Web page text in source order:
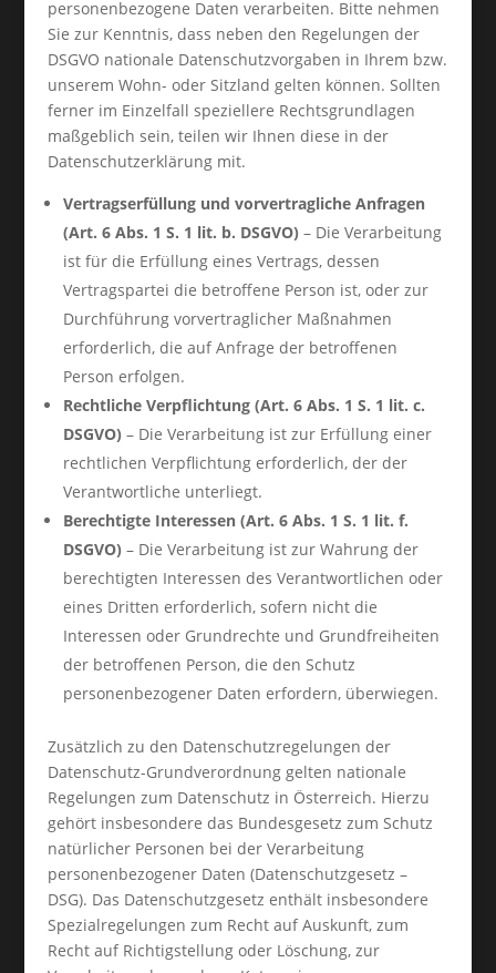
personenbezogene Daten verarbeiten. Bitte nehmen
Sie zur Kenntnis, dass neben den Regelungen der
DSGVO nationale Datenschutzvorgaben in Ihrem bzw.
unserem Wohn- oder Sitzland gelten können. Sollten
ferner im Einzelfall speziellere Rechtsgrundlagen
maßgeblich sein, teilen wir Ihnen diese in der
Datenschutzerklärung mit.
Vertragserfüllung und vorvertragliche Anfragen
(Art. 6 Abs. 1 S. 1 lit. b. DSGVO) – Die Verarbeitung
ist für die Erfüllung eines Vertrags, dessen
Vertragspartei die betroffene Person ist, oder zur
Durchführung vorvertraglicher Maßnahmen
erforderlich, die auf Anfrage der betroffenen
Person erfolgen.
Rechtliche Verpflichtung (Art. 6 Abs. 1 S. 1 lit. c.
DSGVO) – Die Verarbeitung ist zur Erfüllung einer
rechtlichen Verpflichtung erforderlich, der der
Verantwortliche unterliegt.
Berechtigte Interessen (Art. 6 Abs. 1 S. 1 lit. f.
DSGVO) – Die Verarbeitung ist zur Wahrung der
berechtigten Interessen des Verantwortlichen oder
eines Dritten erforderlich, sofern nicht die
Interessen oder Grundrechte und Grundfreiheiten
der betroffenen Person, die den Schutz
personenbezogener Daten erfordern, überwiegen.
Zusätzlich zu den Datenschutzregelungen der
Datenschutz-Grundverordnung gelten nationale
Regelungen zum Datenschutz in Österreich. Hierzu
gehört insbesondere das Bundesgesetz zum Schutz
natürlicher Personen bei der Verarbeitung
personenbezogener Daten (Datenschutzgesetz –
DSG). Das Datenschutzgesetz enthält insbesondere
Spezialregelungen zum Recht auf Auskunft, zum
Recht auf Richtigstellung oder Löschung, zur